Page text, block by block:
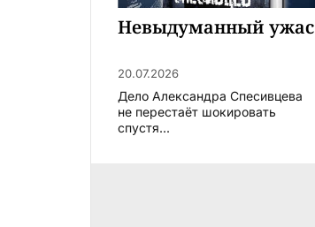
Невыдуманный ужас
20.07.2026
Дело Александра Спесивцева
не перестаёт шокировать
спустя...